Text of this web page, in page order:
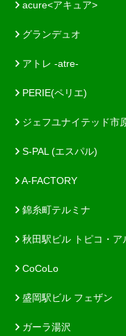
acure<アキュア>
グランデュオ
アトレ -atre-
PERIE(ペリエ)
ジェフユナイテッド市
S-PAL (エスパル)
A-FACTORY
錦糸町テルミナ
秋田駅ビル トピコ・ア
CoCoLo
盛岡駅ビル フェザン
ガーラ湯沢